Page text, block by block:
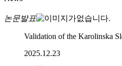
논문발표
Validation of the Karolinska
2025.12.23